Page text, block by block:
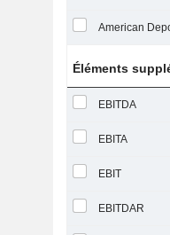
Éléments
EBITDA
EBITA
EBIT
EBITDAR